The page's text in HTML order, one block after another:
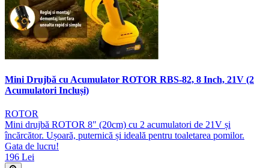
Mini Drujbă cu Acumulator ROTOR RBS-82, 8 Inch, 21V (2
Acumulatori Incluși)
ROTOR
Mini drujbă ROTOR 8" (20cm) cu 2 acumulatori de 21V și
încărcător. Ușoară, puternică și ideală pentru toaletarea pomilor.
Gata de lucru!
196 Lei